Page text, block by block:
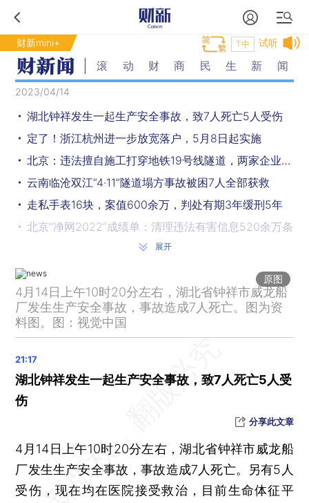
财新mini+ 试听
T中
滚动财商民生新闻
2023/04/14
湖北钟祥发生一起生产安全事故，致7人死亡5人受伤
定了！浙江杭州进一步放宽落户，5月8日起实施
北京：违法擅自施工打穿地铁19号线隧道，两家企业共被罚30万元
云南临沧双江“4·11”隧道塌方事故被困7人全部获救
走私手表16块，案值600余万，判处有期3年缓刑5年
北京“净网2022”成绩单：清理违法有害信息520余万条
水庆霞获2022金帅奖，张玉宁获2022金球奖
首个红色预警！四川南部局部地区森林火险等级将达极度危险级别
36.74m！白鹤滩“中国芯”再创世界新纪录
国航等三大航空公司：3月份旅客周转量涨幅均超100%
三部门：调整矿业权出让收益征收方式
国家自然资源督察武汉局公开约谈贵州省毕节市
自然资源部公开曝光 部分地方仍“毁田造景”
土耳其2月强震已致该国50500人遇难
2023年全国中小企业网上百日招聘高校毕业生活动启动
京津冀公安机关签署合作协议 加急补换身份证只需一个工作日
展开
原图
4月14日上午10时20分左右，湖北省钟祥市威龙船
厂发生生产安全事故，事故造成7人死亡。图为资
料图。图：视觉中国
湖北钟祥发生一起生产安全事故，致7人死亡5人受
伤
分享此文章
4月14日上午10时20分左右，湖北省钟祥市威龙船
厂发生生产安全事故，事故造成7人死亡。另有5人
受伤，现在均在医院接受救治，目前生命体征平